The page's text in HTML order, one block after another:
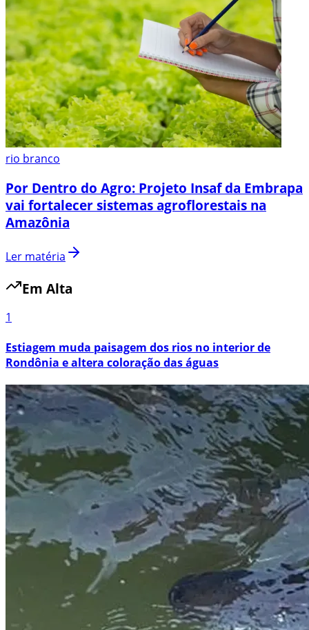
rio branco
Por Dentro do Agro: Projeto Insaf da Embrapa
vai fortalecer sistemas agroflorestais na
Amazônia
Ler matéria
Em Alta
1
Estiagem muda paisagem dos rios no interior de
Rondônia e altera coloração das águas